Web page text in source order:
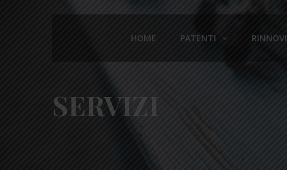
HOME PATENTI RINNOVI
SERVIZI